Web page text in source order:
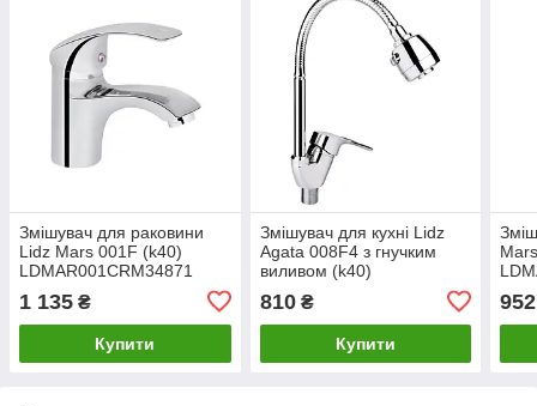
Змішувач для раковини
Lidz Mars 001F (k40)
LDMAR001CRM34871
1 135 ₴
Купити
Змішувач для кухні Lidz
Agata 008F4 з гнучким
виливом (k40)
LDAGA008F4CRM35126
Chrome
810₴
Купити
952